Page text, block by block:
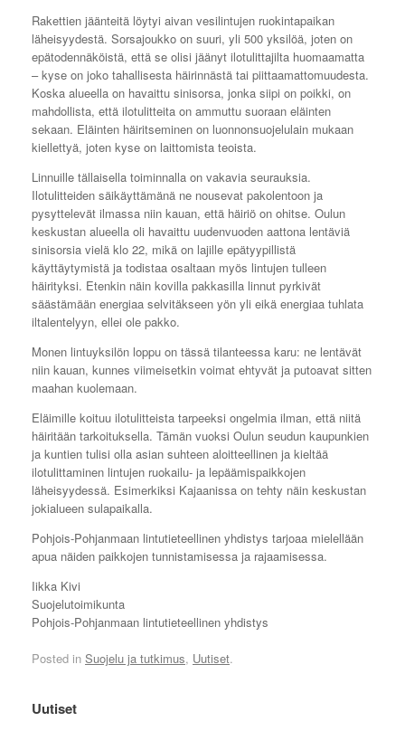
Rakettien jäänteitä löytyi aivan vesilintujen ruokintapaikan
läheisyydestä. Sorsajoukko on suuri, yli 500 yksilöä, joten on
epätodennäköistä, että se olisi jäänyt ilotulittajilta huomaamatta
– kyse on joko tahallisesta häirinnästä tai piittaamattomuudesta.
Koska alueella on havaittu sinisorsa, jonka siipi on poikki, on
mahdollista, että ilotulitteita on ammuttu suoraan eläinten
sekaan. Eläinten häiritseminen on luonnonsuojelulain mukaan
kiellettyä, joten kyse on laittomista teoista.
Linnuille tällaisella toiminnalla on vakavia seurauksia.
Ilotulitteiden säikäyttämänä ne nousevat pakolentoon ja
pysyttelevät ilmassa niin kauan, että häiriö on ohitse. Oulun
keskustan alueella oli havaittu uudenvuoden aattona lentäviä
sinisorsia vielä klo 22, mikä on lajille epätyypillistä
käyttäytymistä ja todistaa osaltaan myös lintujen tulleen
häirityksi. Etenkin näin kovilla pakkasilla linnut pyrkivät
säästämään energiaa selvitäkseen yön yli eikä energiaa tuhlata
iltalentelyyn, ellei ole pakko.
Monen lintuyksilön loppu on tässä tilanteessa karu: ne lentävät
niin kauan, kunnes viimeisetkin voimat ehtyvät ja putoavat sitten
maahan kuolemaan.
Eläimille koituu ilotulitteista tarpeeksi ongelmia ilman, että niitä
häiritään tarkoituksella. Tämän vuoksi Oulun seudun kaupunkien
ja kuntien tulisi olla asian suhteen aloitteellinen ja kieltää
ilotulittaminen lintujen ruokailu- ja lepäämispaikkojen
läheisyydessä. Esimerkiksi Kajaanissa on tehty näin keskustan
jokialueen sulapaikalla.
Pohjois-Pohjanmaan lintutieteellinen yhdistys tarjoaa mielellään
apua näiden paikkojen tunnistamisessa ja rajaamisessa.
Iikka Kivi
Suojelutoimikunta
Pohjois-Pohjanmaan lintutieteellinen yhdistys
Posted in Suojelu ja tutkimus, Uutiset.
Uutiset